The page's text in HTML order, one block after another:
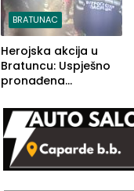
BRATUNAC
Herojska akcija u
Bratuncu: Uspješno
pronađena
a Ivanka Lazić,
rodom iz Kravice.